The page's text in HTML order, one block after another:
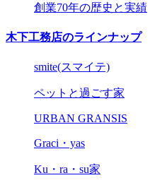
創業70年の歴史と実績
木下工務店のラインナップ
smite(スマイテ)
ペットと過ごす家
URBAN GRANSIS
Graci・yas
Ku・ra・su家